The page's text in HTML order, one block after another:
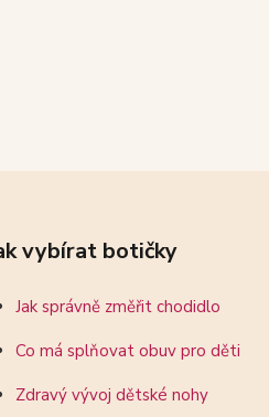
vybírat botičky
Jak správně změřit chodidlo
Co má splňovat obuv pro děti
Zdravý vývoj dětské nohy